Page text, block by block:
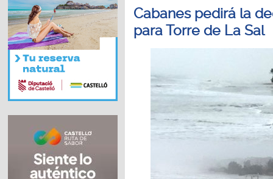
Cabanes pedirá la
para Torre de La Sal